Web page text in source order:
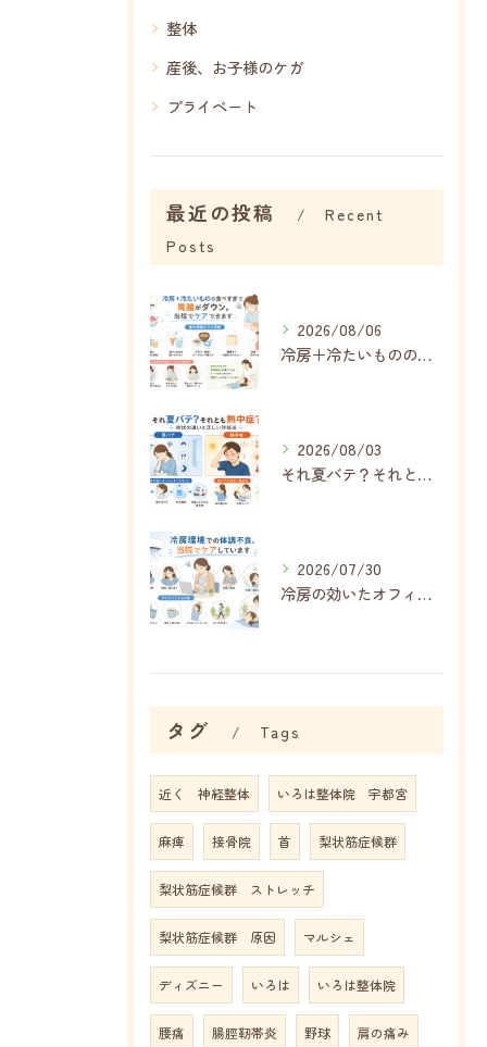
整体
産後、お子様のケガ
プライベート
最近の投稿
Recent
Posts
2026/08/06
冷房＋冷たいものの食べすぎで内臓がボロボロに…夏に増える胃腸の不調
2026/08/03
それ夏バテ？それとも熱中症？症状の違いと正しい対処法
2026/07/30
冷房の効いたオフィス・自宅で増える不調、その正体は「冷房病」
タグ Tags
近く 神経整体 いろは整体院 宇都宮
麻痺 接骨院 首 梨状筋症候群
梨状筋症候群 ストレッチ
梨状筋症候群 原因 マルシェ
ディズニー いろは いろは整体院
腰痛 腸脛靭帯炎 野球 肩の痛み